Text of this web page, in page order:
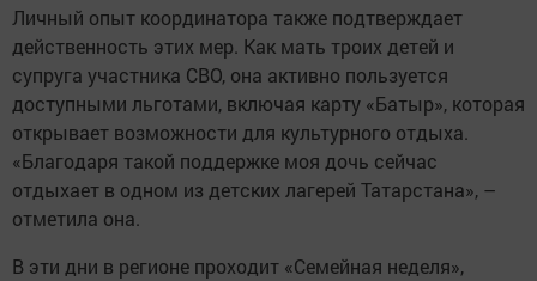
Личный опыт координатора также подтверждает
действенность этих мер. Как мать троих детей и
супруга участника СВО, она активно пользуется
доступными льготами, включая карту «Батыр», которая
открывает возможности для культурного отдыха.
«Благодаря такой поддержке моя дочь сейчас
отдыхает в одном из детских лагерей Татарстана», –
отметила она.
В эти дни в регионе проходит «Семейная неделя»,